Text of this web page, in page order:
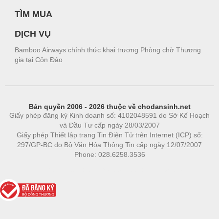
TÌM MUA
DỊCH VỤ
Bamboo Airways chính thức khai trương Phòng chờ Thương
gia tại Côn Đảo
Bản quyền 2006 - 2026 thuộc về chodansinh.net
Giấy phép đăng ký Kinh doanh số: 4102048591 do Sở Kế Hoạch
và Đầu Tư cấp ngày 28/03/2007
Giấy phép Thiết lập trang Tin Điện Tử trên Internet (ICP) số:
297/GP-BC do Bộ Văn Hóa Thông Tin cấp ngày 12/07/2007
Phone: 028.6258.3536